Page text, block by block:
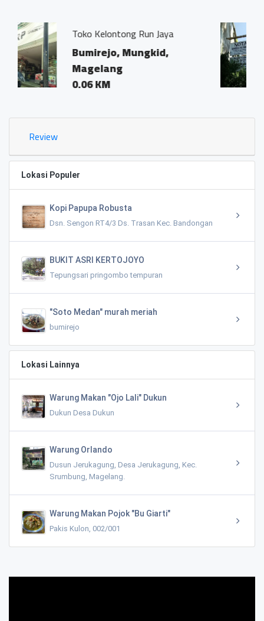
Run Jaya Kantor Notaris dan
Ivo Marius, SH"
Bumirejo,
Magelang
Review
Lokasi Populer
Kopi Papupa Robusta
Dsn. Sengon RT4/3 Ds. Trasan Kec. Bandongan
BUKIT ASRI KERTOJOYO
Tepungsari pringombo tempuran
"Soto Medan" murah meriah
bumirejo
Lokasi Lainnya
Warung Makan "Ojo Lali" Dukun
Dukun Desa Dukun
Warung Orlando
Dusun Jerukagung, Desa Jerukagung, Kec.
Srumbung, Magelang.
Warung Makan Pojok "Bu Giarti"
Pakis Kulon, 002/001